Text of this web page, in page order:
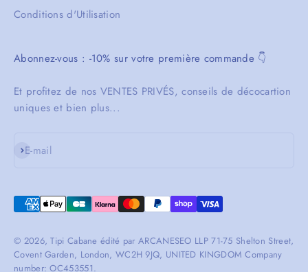
Conditions d'Utilisation
Abonnez-vous : -10% sur votre première commande 👇
Et profitez de nos VENTES PRIVÉS, conseils de décocartion
uniques et bien plus...
E-mail
S'inscrire
© 2026, Tipi Cabane édité par ARCANESEO LLP 71-75 Shelton Street,
Covent Garden, London, WC2H 9JQ, UNITED KINGDOM Company
number: OC453551.